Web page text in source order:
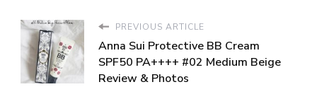
PREVIOUS ARTICLE
Anna Sui Protective BB Cream
SPF50 PA++++ #02 Medium Beige
Review & Photos